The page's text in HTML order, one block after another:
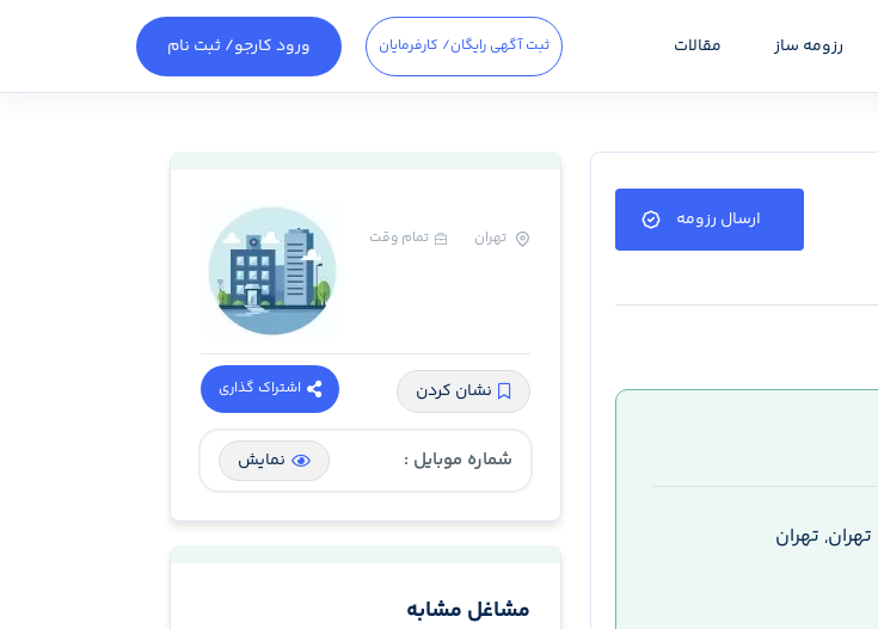
رزومه ساز مقالات ثبت آگهی رایگان/ کارفرمایان ورود کارجو/ ثبت نام
ارسال رزومه
تهران, تهران
تهران تمام وقت
نشان کردن اشتراک گذاری
شماره موبایل : نمایش
مشاغل مشابه